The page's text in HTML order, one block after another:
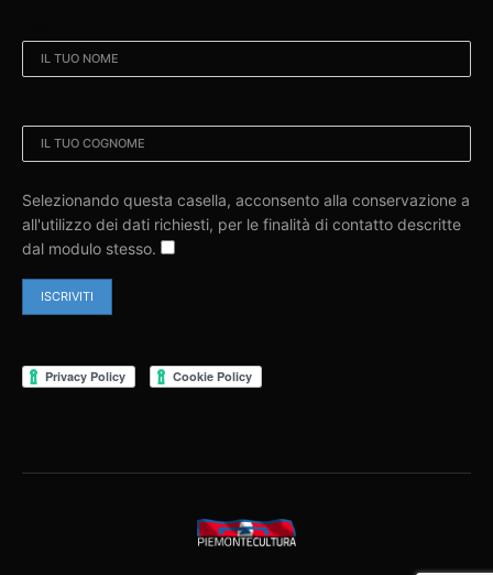
Selezionando questa casella, acconsento alla conservazione a
all'utilizzo dei dati richiesti, per le finalità di contatto descritte
dal modulo stesso.